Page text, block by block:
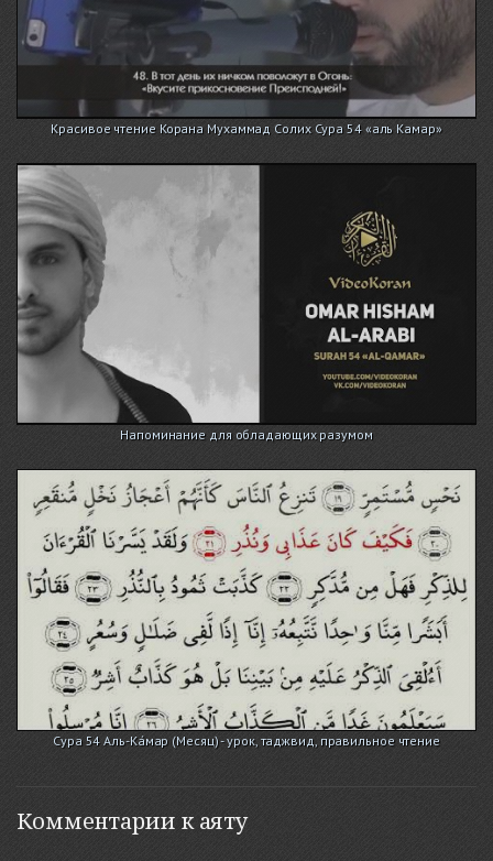
Красивое чтение Корана Мухаммад Солих Сура 54 «аль Камар»
Напоминание для обладающих разумом
Сура 54 Аль-Ка́мар (Месяц) - урок, таджвид, правильное чтение
Комментарии к аяту